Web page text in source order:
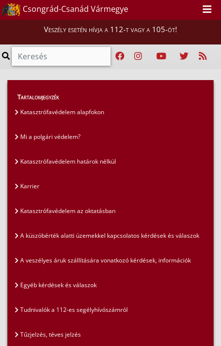
Csongrád-Csanád Vármegye
Veszély esetén hívja a 112-t vagy a 105-öt!
GYIK > Gyakran ismételt kérdések
Mi a polgári védelem?
Tartalomjegyzék
Katasztrófavédelem alapfokon
Mi a polgári védelem?
Katasztrófavédelem határok nélkül
Karrier
Katasztrófavédelem az oktatásban
A küszöbérték alatti üzemekkel kapcsolatos kérdések és válaszok
A veszélyes áruk szállítására vonatkozó kérdések, információk
Egyéb kérdések és válaszok
Tudnivalók a 112-es segélyhívószámról
Tűzjelzés, téves jelzés